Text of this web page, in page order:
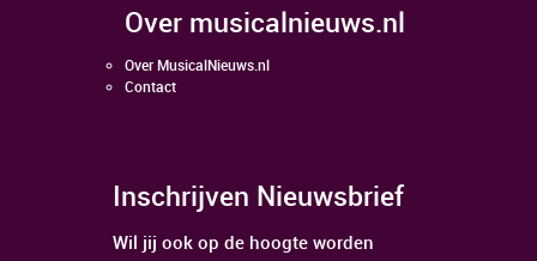
over musicalnieuws.nl
Over MusicalNieuws.nl
Contact
Inschrijven Nieuwsbrief
Wil jij ook op de hoogte worden